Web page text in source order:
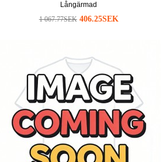
Långärmad
1 067.77SEK 406.25SEK